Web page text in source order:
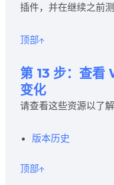
插件，并在继续之前
顶部↑
第 13 步：查
变化
请查看这些资源以了解
版本历史
顶部↑